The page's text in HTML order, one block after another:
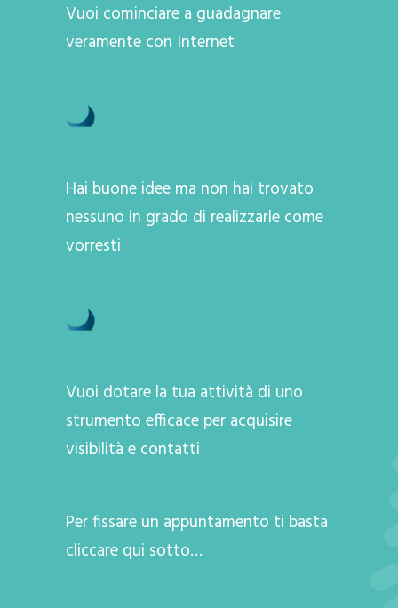
Vuoi cominciare a guadagnare
veramente con Internet
Hai buone idee ma non hai trovato
nessuno in grado di realizzarle come
vorresti
Vuoi dotare la tua attività di uno
strumento efficace per acquisire
visibilità e contatti
Per fissare un appuntamento ti basta
cliccare qui sotto…